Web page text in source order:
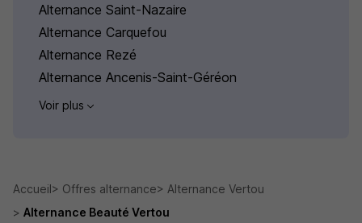
Alternance Saint-Nazaire
Alternance Carquefou
Alternance Rezé
Alternance Ancenis-Saint-Géréon
Voir plus
Accueil Offres alternance
Alternance Vertou
Alternance Beauté Vertou